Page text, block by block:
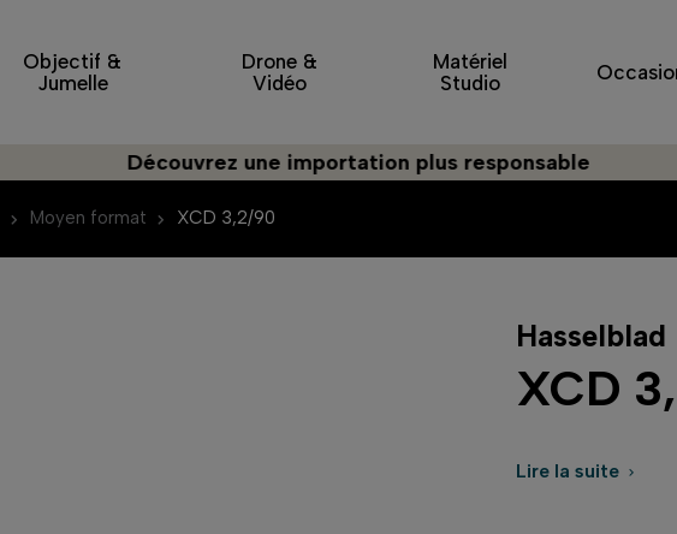
Objectif &
Jumelle
Drone &
Vidéo
Matériel
Studio
Découvrez une importation plus responsable
Moyen format XCD 3,2/90
Hasselblad
XCD
Lire la suite 